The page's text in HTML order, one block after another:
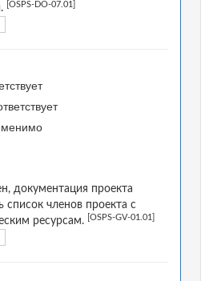
[OSPS-DO-07.01]
документация проекта
членов проекта с
ресурсам.
[OSPS-GV-01.01]